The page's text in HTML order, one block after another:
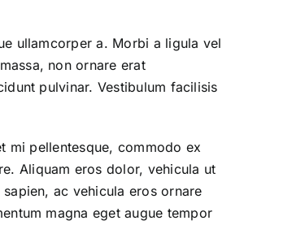
ullamcorper a. Morbi a ligula vel
non ornare erat
pulvinar. Vestibulum facilisis
mi pellentesque, commodo ex
Aliquam eros dolor, vehicula ut
ac vehicula eros ornare
magna eget augue tempor